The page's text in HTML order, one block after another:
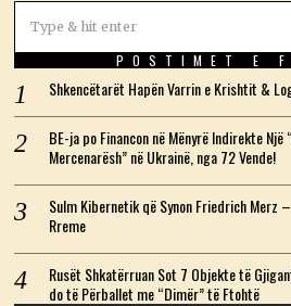
POSTIMET E
Shkencëtarët Hapën Varrin e Krishtit &
BE-ja po Financon në Mënyrë Indirekte
Mercenarësh” në Ukrainë, nga 72 Vende!
Sulm Kibernetik që Synon Friedrich Merz
Rreme
Rusët Shkatërruan Sot 7 Objekte të
do të Përballet me “Dimër” të Ftohtë